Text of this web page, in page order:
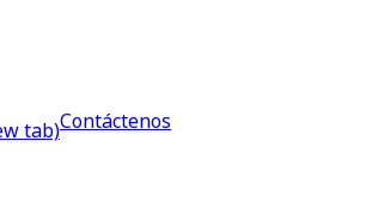
tab)Contáctenos